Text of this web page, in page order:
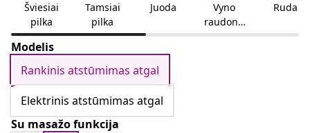
Šviesiai
pilka
Tamsiai
pilka
Juoda
Vyno
raudonu
mo
Ruda
Modelis
Rankinis atstūmimas atgal
Elektrinis atstūmimas atgal
Su masažo funkcija